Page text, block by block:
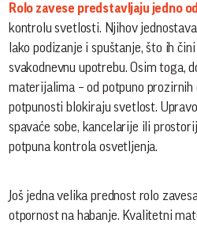
Rolo zavese predstavljaju jedno
kontrolu svetlosti. Njihov
lako podizanje i spuštanje, što ih
svakodnevnu upotrebu. Osim toga,
materijalima – od potpuno prozirnih
potpunosti blokiraju svetlost.
spavaće sobe, kancelarije ili
potpuna kontrola osvetljenja.
Još jedna velika prednost rolo
otpornost na habanje. Kvalitetni